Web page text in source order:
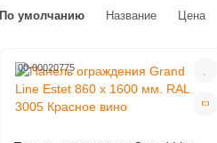
По умолчанию Название Цена
00-00020775